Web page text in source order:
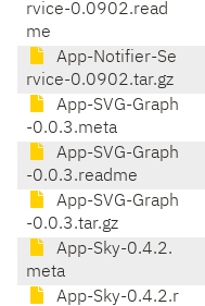
rvice-0.0902.read
me
App-Notifier-Se
rvice-0.0902.tar.gz
App-SVG-Graph
-0.0.3.meta
App-SVG-Graph
-0.0.3.readme
App-SVG-Graph
-0.0.3.tar.gz
App-Sky-0.4.2.
meta
App-Sky-0.4.2.r